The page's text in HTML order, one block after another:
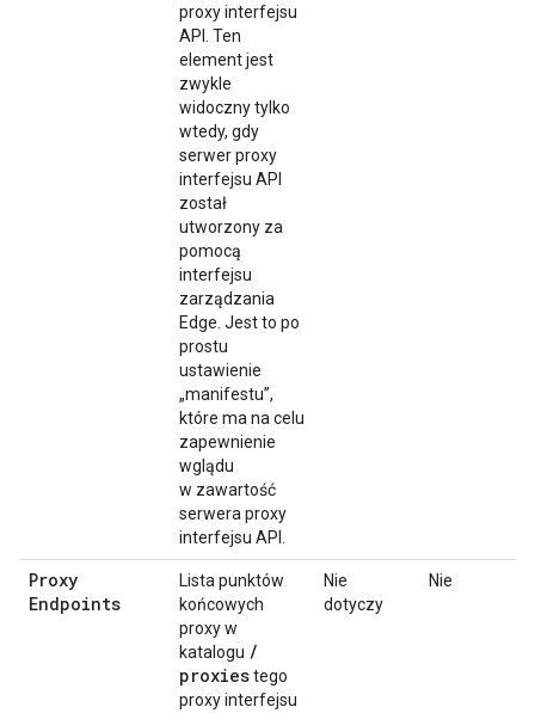
proxy interfejsu
API. Ten
element jest
zwykle
widoczny tylko
wtedy, gdy
serwer proxy
interfejsu API
został
utworzony za
pomocą
interfejsu
zarządzania
Edge. Jest to po
prostu
ustawienie
„manifestu”,
które ma na celu
zapewnienie
wglądu
w zawartość
serwera proxy
interfejsu API.
Proxy
Endpoints
Lista punktów
końcowych
proxy w
katalogu /
proxiestego
proxy interfejsu
Nie
dotyczy
Nie